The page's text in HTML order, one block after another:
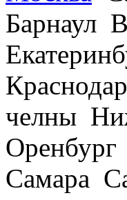
Барнаул
челны
Самара